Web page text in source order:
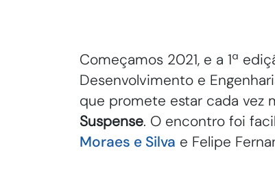
Começamos 2021, e a 1ª
Desenvolvimento e
que promete estar cada vez
Suspense. O encontro foi
Moraes e Silva e Felipe